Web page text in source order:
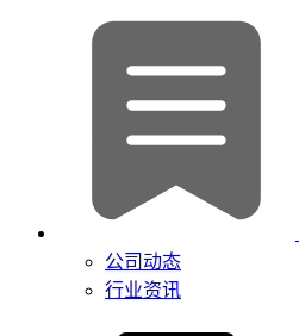
公司动态
行业资讯